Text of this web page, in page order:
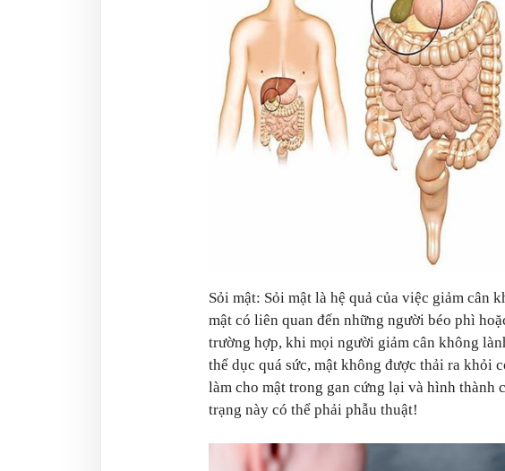
Sỏi mật: Sỏi mật là hệ quả của việc giảm cân
mật có liên quan đến những người béo phì
trường hợp, khi mọi người giảm cân không
thể dục quá sức, mật không được thải ra khỏi
làm cho mật trong gan cứng lại và hình thành
trạng này có thể phải phẫu thuật!